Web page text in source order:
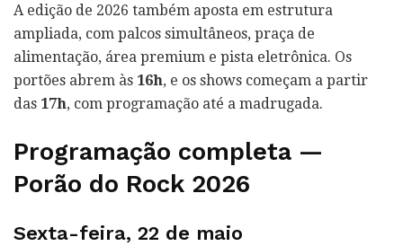
A edição de 2026 também aposta em estrutura
ampliada, com palcos simultâneos, praça de
alimentação, área premium e pista eletrônica. Os
portões abrem às 16h, e os shows começam a partir
das 17h, com programação até a madrugada.
Programação completa —
Porão do Rock 2026
Sexta-feira, 22 de maio